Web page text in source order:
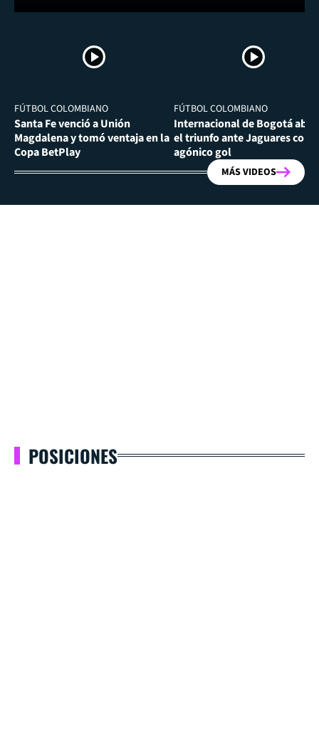
FÚTBOL COLOMBIANO
Santa Fe venció a Unión
Magdalena y tomó ventaja en la
Copa BetPlay
FÚTBOL COLOMBIANO
Internacional de Bogotá
el triunfo ante Jaguares con
agónico gol
MÁS VIDEOS
POSICIONES